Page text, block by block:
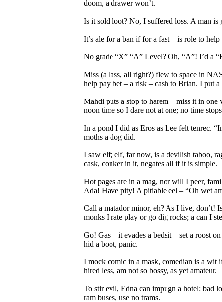
doom, a drawer won’t.
Is it sold loot? No, I suffered loss. A man
It’s ale for a ban if for a fast – is role to
No grade “X” “A” Level? Oh, “A”! I’d a
Miss (a lass, all right?) flew to space in
help pay bet – a risk – cash to Brian. I put
Mahdi puts a stop to harem – miss it in one
noon time so I dare not at one; no time
In a pond I did as Eros as Lee felt tenrec.
moths a dog did.
I saw elf; elf, far now, is a devilish taboo,
cask, conker in it, negates all if it is simple.
Hot pages are in a mag, nor will I peer,
Ada! Have pity! A pitiable eel – “Oh wet
Call a matador minor, eh? As I live, don’t!
monks I rate play or go dig rocks; a can I
Go! Gas – it evades a bedsit – set a roost
hid a boot, panic.
I mock comic in a mask, comedian is a wit
hired less, am not so bossy, as yet amateur.
To stir evil, Edna can impugn a hotel: bad
ram buses, use no trams.